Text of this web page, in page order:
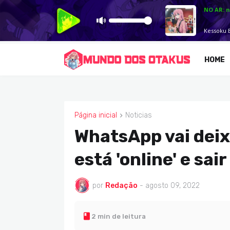
HOME
Página inicial Noticias
NOTICIAS
WhatsApp vai
está 'online' e
por Redação - agosto 09, 2022
2 min de leitura